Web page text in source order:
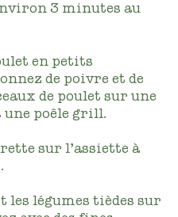
3 minutes au
en petits
de poivre et de
de poulet sur une
une poêle grill.
sur l’assiette à
les légumes tièdes sur